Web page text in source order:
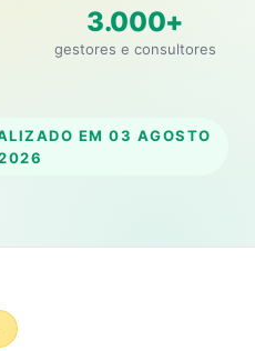
3.000+
gestores e consultores
EM 03 AGOSTO